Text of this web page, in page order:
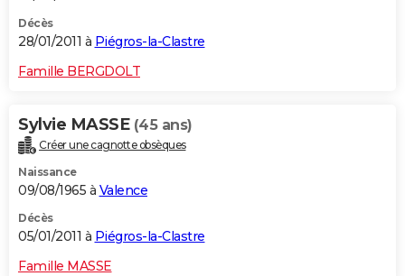
Décès
28/01/2011 à Piégros-la-Clastre
Famille BERGDOLT
Sylvie MASSE (45 ans)
Créer une cagnotte obsèques
Naissance
09/08/1965 à Valence
Décès
05/01/2011 à Piégros-la-Clastre
Famille MASSE